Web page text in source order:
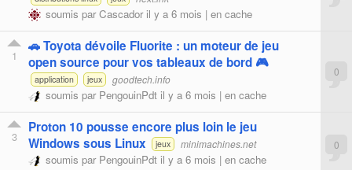
soumis parCascadoril y a 6 mois | en cache
1
🚗 Toyota dévoile Fluorite : un moteur de jeu
open source pour vos tableaux de bord 🎮
application jeux goodtech.info
soumis par PengouinPdt il y a 6 mois | en cache
0
3
Proton 10 pousse encore plus loin le jeu
Windows sous Linux
jeux minimachines.net
soumis par PengouinPdt il y a 6 mois | en cache
0